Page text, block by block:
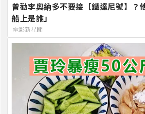
曾勸李奧納多不要接【鐵達尼號】？
船上是誰」
電影新星聞